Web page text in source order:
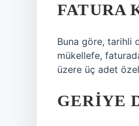
FATURA
Buna göre, tarihli
mükellefe,
üzere üç adet
GERIYE